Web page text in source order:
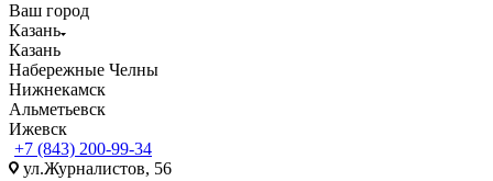
Ваш город
Казань
Казань
Набережные Челны
Нижнекамск
Альметьевск
Ижевск
+7 (843) 200-99-34
ул.Журналистов, 56